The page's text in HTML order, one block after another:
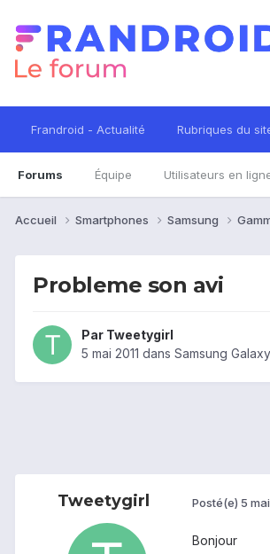
Frandroid - Actualité Rubriques du
Forums Équipe Utilisateurs en
Accueil Smartphones Samsung
Probleme son avi
Par Tweetygirl
5 mai 2011 dans Samsung
Tweetygirl Posté(e) 5
Bonjour